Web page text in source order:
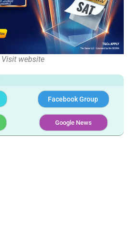
Visit website
Facebook Group
Google News